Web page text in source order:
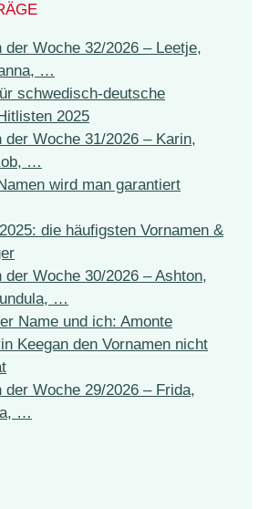
der Woche 32/2026 – Leetje,
…
schwedisch-deutsche
2025
der Woche 31/2026 – Karin,
…
wird man garantiert
die häufigsten Vornamen &
der Woche 30/2026 – Ashton,
…
Name und ich: Amonte
Keegan den Vornamen nicht
der Woche 29/2026 – Frida,
…